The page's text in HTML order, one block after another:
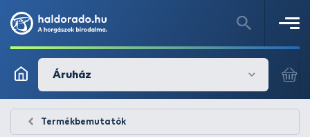
Áruház
Termékbemutatók